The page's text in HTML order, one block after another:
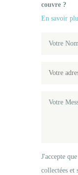
couvre ?
En savoir
J'accepte
collectées et